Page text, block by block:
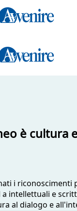
è cultura
i riconoscimenti
a intellettuali e
al dialogo e